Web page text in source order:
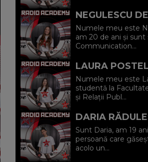
NEGULESCU
Numele meu este
am 20 de ani și
Communication...
LAURA
Numele meu este
studentă la
și Relații Publ...
DARIA
Sunt Daria, am 19
persoană care
acolo un...